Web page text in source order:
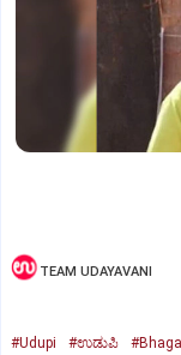
TEAM UDAYAVANI
#Udupi #ಉಡುಪಿ